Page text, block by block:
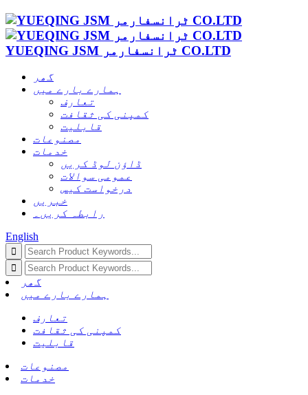
YUEQING JSM ٹرانسفارمر CO.LTD
گھر
ہمارے بارے میں
تعارف
کمپنی کی ثقافت
قابلیت
مصنوعات
خدمات
ڈاؤن لوڈ کریں
عمومی سوالات
درخواست کیس
خبریں
رابطہ کریں۔
English
گھر
ہمارے بارے میں
تعارف
کمپنی کی ثقافت
قابلیت
مصنوعات
خدمات